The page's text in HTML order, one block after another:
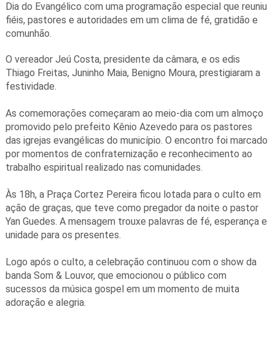
Dia do Evangélico com uma programação especial que reuniu
fiéis, pastores e autoridades em um clima de fé, gratidão e
comunhão.
O vereador Jeú Costa, presidente da câmara, e os edis
Thiago Freitas, Juninho Maia, Benigno Moura, prestigiaram a
festividade.
As comemorações começaram ao meio-dia com um almoço
promovido pelo prefeito Kênio Azevedo para os pastores
das igrejas evangélicas do município. O encontro foi marcado
por momentos de confraternização e reconhecimento ao
trabalho espiritual realizado nas comunidades.
Às 18h, a Praça Cortez Pereira ficou lotada para o culto em
ação de graças, que teve como pregador da noite o pastor
Yan Guedes. A mensagem trouxe palavras de fé, esperança e
unidade para os presentes.
Logo após o culto, a celebração continuou com o show da
banda Som & Louvor, que emocionou o público com
sucessos da música gospel em um momento de muita
adoração e alegria.